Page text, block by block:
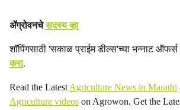
ॲग्रोवनचेसदस्य व्हा
शॉपिंगसाठी 'सकाळ प्राईम डील्स'च्या भन्नाट ऑफर्स
करा.
Read the Latest Agriculture News in Marathi
Agriculture videos on Agrowon. Get the